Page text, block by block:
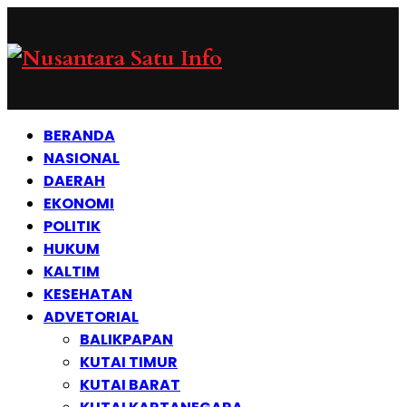
BERANDA
NASIONAL
DAERAH
EKONOMI
POLITIK
HUKUM
KALTIM
KESEHATAN
ADVETORIAL
BALIKPAPAN
KUTAI TIMUR
KUTAI BARAT